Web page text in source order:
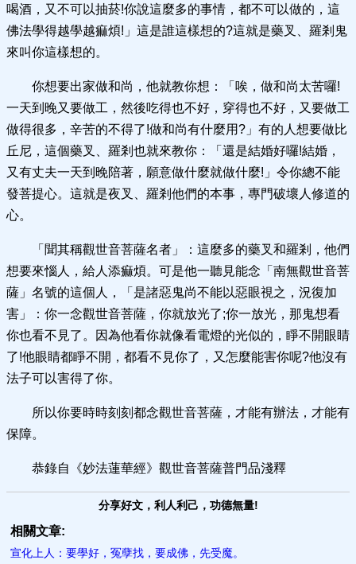
喝酒，又不可以抽菸!你說這麼多的事情，都不可以做的，這
佛法學得越學越痲煩!」這是誰這樣想的?這就是藥叉、羅剎鬼
來叫你這樣想的。
你想要出家做和尚，他就教你想：「唉，做和尚太苦囉!
一天到晚又要做工，然後吃得也不好，穿得也不好，又要做工
做得很多，辛苦的不得了!做和尚有什麼用?」有的人想要做比
丘尼，這個藥叉、羅剎也就來教你：「還是結婚好囉!結婚，
又有丈夫一天到晚陪著，願意做什麼就做什麼!」令你總不能
發菩提心。這就是夜叉、羅剎他們的本事，專門破壞人修道的
心。
「聞其稱觀世音菩薩名者」：這麼多的藥叉和羅剎，他們
想要來惱人，給人添痲煩。可是他一聽見能念「南無觀世音菩
薩」名號的這個人，「是諸惡鬼尚不能以惡眼視之，況復加
害」：你一念觀世音菩薩，你就放光了;你一放光，那鬼想看
你也看不見了。因為他看你就像看電燈的光似的，睜不開眼睛
了!他眼睛都睜不開，都看不見你了，又怎麼能害你呢?他沒有
法子可以害得了你。
所以你要時時刻刻都念觀世音菩薩，才能有辦法，才能有
保障。
恭錄自《妙法蓮華經》觀世音菩薩普門品淺釋
分享好文，利人利己，功德無量!
相關文章:
宣化上人：要學好，冤孽找，要成佛，先受魔。